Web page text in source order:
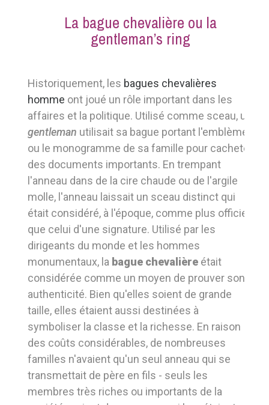
La bague chevalière ou la
gentleman’s ring
Historiquement, les bagues chevalières
homme ont joué un rôle important dans les
affaires et la politique. Utilisé comme sceau, un
gentleman utilisait sa bague portant l'emblème
ou le monogramme de sa famille pour cacheter
des documents importants. En trempant
l'anneau dans de la cire chaude ou de l'argile
molle, l'anneau laissait un sceau distinct qui
était considéré, à l'époque, comme plus officiel
que celui d'une signature. Utilisé par les
dirigeants du monde et les hommes
monumentaux, la bague chevalière était
considérée comme un moyen de prouver son
authenticité. Bien qu'elles soient de grande
taille, elles étaient aussi destinées à
symboliser la classe et la richesse. En raison
des coûts considérables, de nombreuses
familles n'avaient qu'un seul anneau qui se
transmettait de père en fils - seuls les
membres très riches ou importants de la